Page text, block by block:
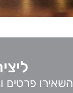
השאירו פרטים